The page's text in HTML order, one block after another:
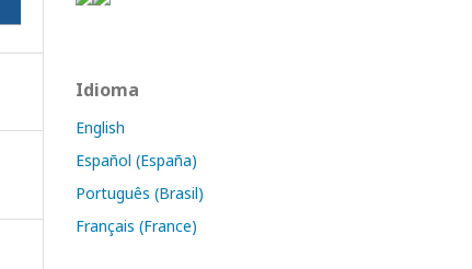
Idioma
English
Español (España)
Português (Brasil)
Français (France)